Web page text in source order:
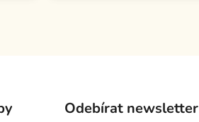
Odebírat newsletter